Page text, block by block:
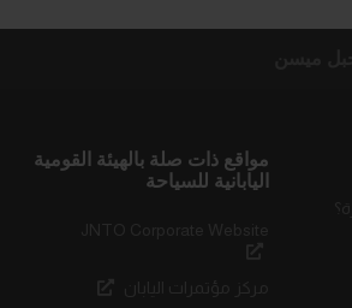
مواقع ذات صلة بالهيئة القومية
اليابانية للسياحة